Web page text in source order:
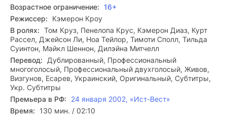
Возрастное ограничение: 16+
Режиссер:
Кэмерон Кроу
В ролях: Том Круз, Пенелопа Крус, Кэмерон Диаз, Курт
Рассел, Джейсон Ли, Ноа Тейлор, Тимоти Сполл, Тильда
Суинтон, Майкл Шеннон, Дилэйна Митчелл
Перевод:
Дублированный, Профессиональный
многоголосый, Профессиональный двухголосый, Живов,
Визгунов, Есарев, Украинский, Оригинальный, Субтитры,
Укр. Субтитры
Премьера в РФ:
24 января 2002, «Ист-Вест»
Время:
130 мин. / 02:10